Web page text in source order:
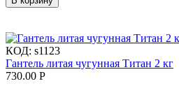
КОД: s1123
Гантель литая чугунная Титан 2 кг
730.00 Р